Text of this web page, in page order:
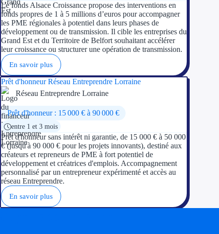
Le fonds Alsace Croissance propose des interventions en
fonds propres de 1 à 5 millions d’euros pour accompagner
les PME régionales à potentiel dans leurs phases de
développement ou de transmission. Il cible les entreprises du
Grand Est et du Territoire de Belfort souhaitant accélérer
leur croissance ou structurer une opération de transmission.
En savoir plus
Prêt d'honneur Réseau Entreprendre Lorraine
Réseau Entreprendre Lorraine
Prêt d'honneur : 15 000 € à 90 000 €
entre 1 et 3 mois
Prêt d'honneur sans intérêt ni garantie, de 15 000 € à 50 000
€ (jusqu'à 90 000 € pour les projets innovants), destiné aux
créateurs et repreneurs de PME à fort potentiel de
développement et créatrices d'emplois. Accompagnement
personnalisé par un entrepreneur expérimenté et accès au
réseau Entreprendre.
En savoir plus